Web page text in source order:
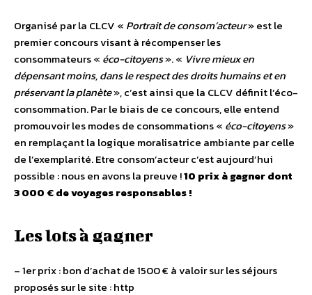
Organisé par la CLCV « Portrait de consom’acteur» est le
premier concours visant à récompenser les
consommateurs « éco-citoyens». « Vivre mieux en
dépensant moins, dans le respect des droits humains et en
préservant la planète», c’est ainsi que la CLCV définit l’éco-
consommation. Par le biais de ce concours, elle entend
promouvoir les modes de consommations « éco-citoyens»
en remplaçant la logique moralisatrice ambiante par celle
de l’exemplarité. Etre consom’acteur c’est aujourd’hui
possible : nous en avons la preuve !10 prix à gagner dont
3 000 € de voyages responsables !
Les lots à gagner
– 1er prix : bon d’achat de 1500 € à valoir sur les séjours
proposés sur le site : http